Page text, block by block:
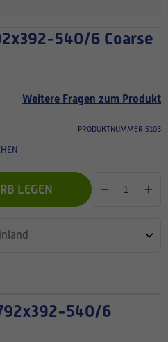
Weitere Fragen zum Produkt
PRODUKTNUMMER 5103
LEGEN
540/6